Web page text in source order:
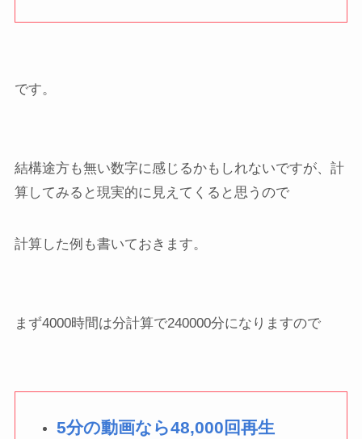
です。
結構途方も無い数字に感じるかもしれないですが、計
算してみると現実的に見えてくると思うので
計算した例も書いておきます。
まず4000時間は分計算で240000分になりますので
5分の動画なら48,000回再生